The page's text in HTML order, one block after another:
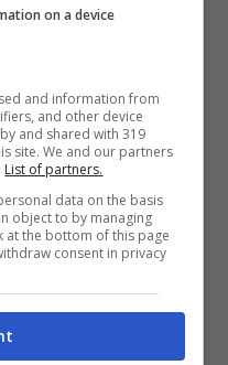
al 2 gennaio
Fiandre, per
Brabantino,
mercatino
all’interno di
centro storico,
on a device
and information from
and other device
and shared with 319
site. We and our partners
List of partners.
data on the basis
object to by managing
at the bottom of this page
consent in privacy